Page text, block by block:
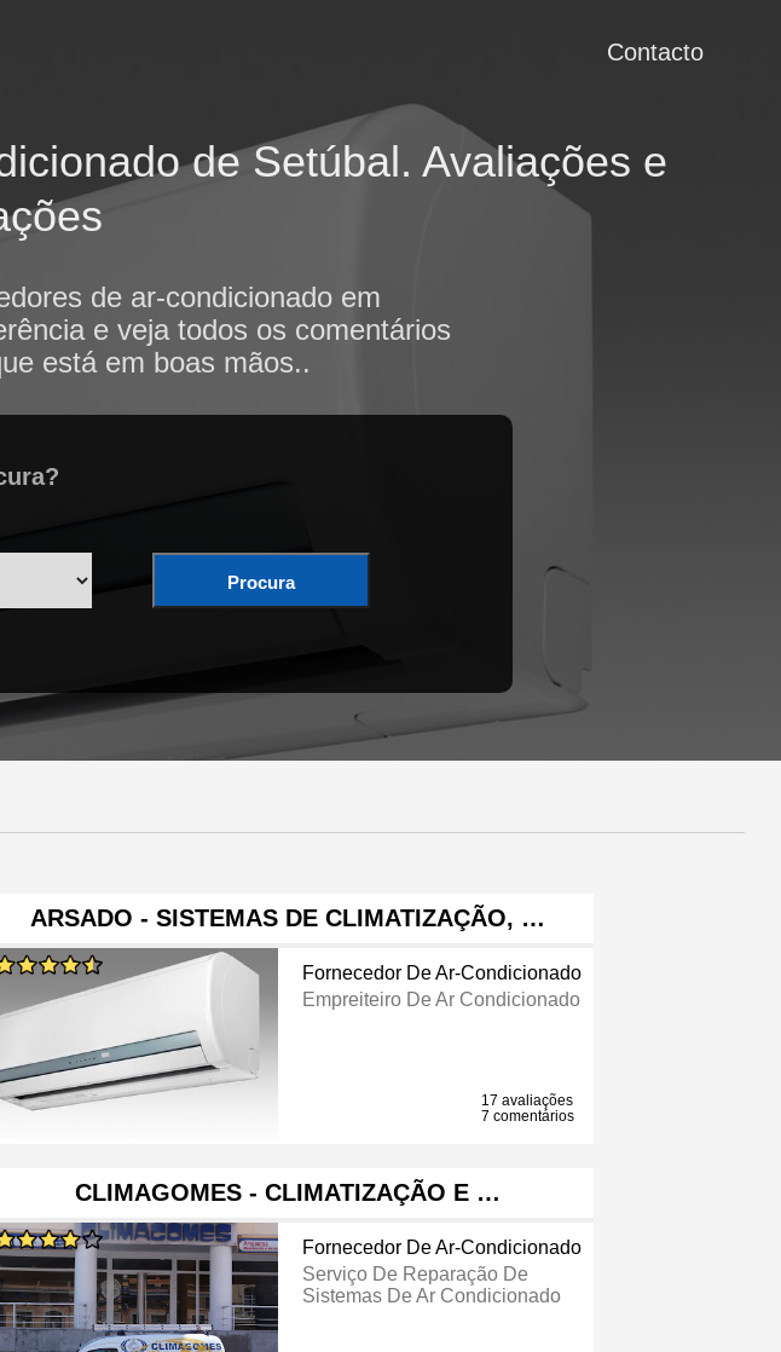
Contacto
de Setúbal. Avaliações e
de ar-condicionado em
e veja todos os comentários
está em boas mãos..
Procura
ARSADO - SISTEMAS DE CLIMATIZAÇÃO, …
Fornecedor De Ar-Condicionado
Empreiteiro De Ar Condicionado
17 avaliações
7 comentários
CLIMAGOMES - CLIMATIZAÇÃO E …
Fornecedor De Ar-Condicionado
Serviço De Reparação De
Sistemas De Ar Condicionado